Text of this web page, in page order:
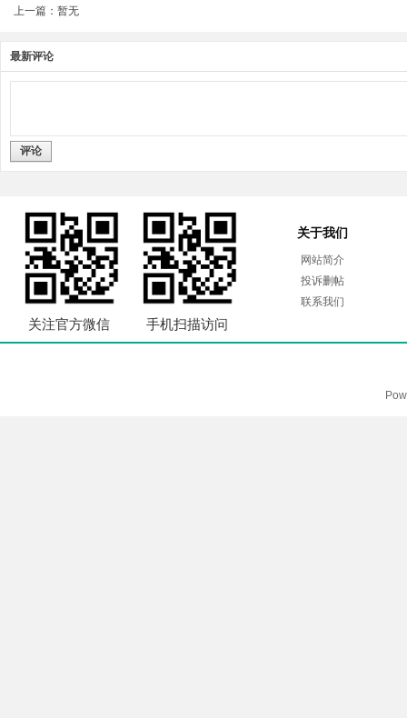
上一篇：暂无
最新评论
评论
关注官方微信 手机扫描访问
关于我们
网站简介
投诉删帖
联系我们